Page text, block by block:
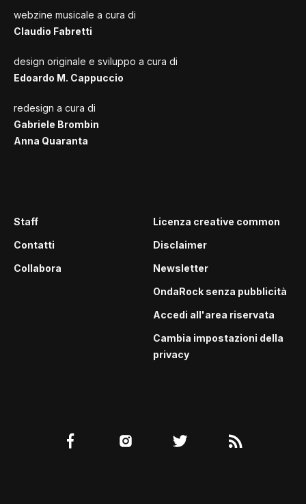
webzine musicale a cura di
Claudio Fabretti
design originale e sviluppo a cura di
Edoardo M. Cappuccio
redesign a cura di
Gabriele Brombin
Anna Quaranta
Staff
Contatti
Collabora
Licenza creative common
Disclaimer
Newsletter
OndaRock senza pubblicità
Accedi all'area riservata
Cambia impostazioni della
privacy